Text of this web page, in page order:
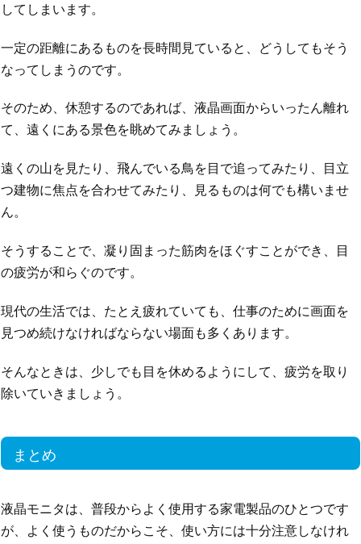
してしまいます。
一定の距離にあるものを長時間見ていると、どうしてもそう
なってしまうのです。
そのため、休憩するのであれば、液晶画面からいったん離れ
て、遠くにある景色を眺めてみましょう。
遠くの山を見たり、飛んでいる鳥を目で追ってみたり、目立
つ建物に焦点を合わせてみたり、見るものは何でも構いませ
ん。
そうすることで、凝り固まった筋肉をほぐすことができ、目
の疲労が和らぐのです。
現代の生活では、たとえ疲れていても、仕事のために画面を
見つめ続けなければならない場面も多くあります。
そんなときは、少しでも目を休めるようにして、疲労を取り
除いていきましょう。
まとめ
液晶モニタは、普段からよく使用する家電製品のひとつです
が、よく使うものだからこそ、使い方には十分注意しなけれ